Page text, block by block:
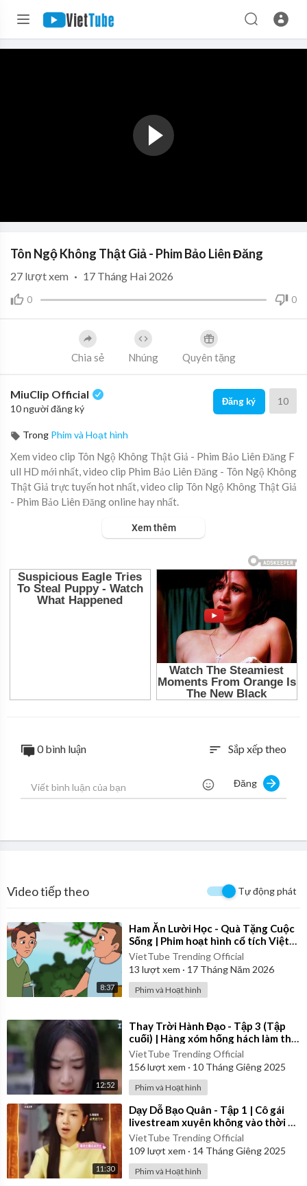
Tôn Ngộ Không Thật Giả - Phim Bảo Liên Đăng
0 0
27 lượt xem · 17 Tháng Hai 2026
Chia sẻ Nhúng Quyên tặng
MiuClip Official
10 người đăng ký
Đăng ký 10
Trong Phim và Hoạt hình
Xem video clip Tôn Ngộ Không Thật Giả - Phim Bảo Liên Đăng F
ull HD mới nhất, video clip Phim Bảo Liên Đăng - Tôn Ngộ Không
Thật Giả trực tuyến hot nhất, video clip Tôn Ngộ Không Thật Giả
- Phim Bảo Liên Đăng online hay nhất.
Xem thêm
0 bình luận sort Sắp xếp theo
Đăng
Video tiếp theo Tự động phát
8:37
⁣Ham Ăn Lười Học - Quà Tặng Cuộc
Sống | Phim hoạt hình cổ tích Việt
Nam
VietTube Trending Official
13 lượt xem · 17 Tháng Năm 2026
Phim và Hoạt hình
12:52
⁣Thay Trời Hành Đạo - Tập 3 (Tập
cuối) | Hàng xóm hống hách làm thịt
chú chó của cô gái | Review Phim
VietTube Trending Official
156lượt xem · 10 Tháng Giêng 2025
Phim và Hoạt hình
11:30
⁣Dạy Dỗ Bạo Quân - Tập 1 | Cô gái
livestream xuyên không vào thời cổ
đại | Review Phim
VietTube Trending Official
109 lượt xem · 14 Tháng Giêng 2025
Phim và Hoạt hình